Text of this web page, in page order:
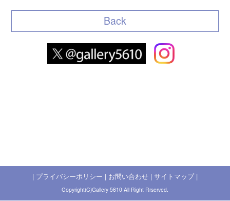
Back
| プライバシーポリシー | お問い合わせ | サイトマップ |
Copyright(C)Gallery 5610 All Right Rrserved.